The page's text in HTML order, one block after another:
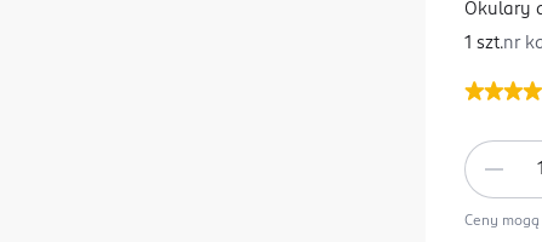
Okulary
1 szt.nr
Ceny